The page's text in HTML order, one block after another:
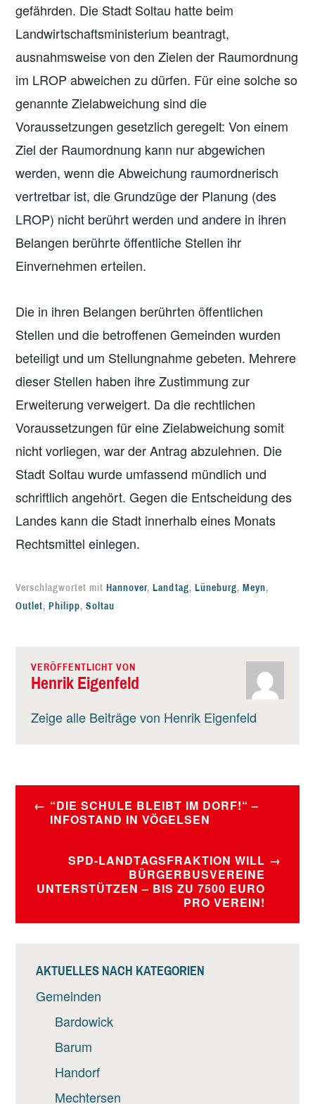
gefährden. Die Stadt Soltau hatte beim
Landwirtschaftsministerium beantragt,
ausnahmsweise von den Zielen der Raumordnung
im LROP abweichen zu dürfen. Für eine solche so
genannte Zielabweichung sind die
Voraussetzungen gesetzlich geregelt: Von einem
Ziel der Raumordnung kann nur abgewichen
werden, wenn die Abweichung raumordnerisch
vertretbar ist, die Grundzüge der Planung (des
LROP) nicht berührt werden und andere in ihren
Belangen berührte öffentliche Stellen ihr
Einvernehmen erteilen.
Die in ihren Belangen berührten öffentlichen
Stellen und die betroffenen Gemeinden wurden
beteiligt und um Stellungnahme gebeten. Mehrere
dieser Stellen haben ihre Zustimmung zur
Erweiterung verweigert. Da die rechtlichen
Voraussetzungen für eine Zielabweichung somit
nicht vorliegen, war der Antrag abzulehnen. Die
Stadt Soltau wurde umfassend mündlich und
schriftlich angehört. Gegen die Entscheidung des
Landes kann die Stadt innerhalb eines Monats
Rechtsmittel einlegen.
Verschlagwortet mitHannover,Landtag,Lüneburg,Meyn,
Outlet,Philipp,Soltau
VERÖFFENTLICHT VON
Henrik Eigenfeld
Zeige alle Beiträge von Henrik Eigenfeld
BEITRAGSNAVIGATION
“DIE SCHULE BLEIBT IM DORF!“ –
INFOSTAND IN VÖGELSEN
SPD-LANDTAGSFRAKTION WILL
BÜRGERBUSVEREINE
UNTERSTÜTZEN – BIS ZU 7500 EURO
PRO VEREIN!
AKTUELLES NACH KATEGORIEN
Gemeinden
Bardowick
Barum
Handorf
Mechtersen